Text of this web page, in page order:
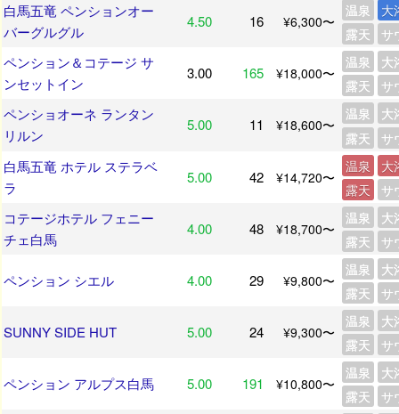
白馬五竜 ペンションオー
バーグルグル
4.50 16 ¥6,300〜
温泉
大
露天
サ
ペンション＆コテージ サ
ンセットイン
3.00 165 ¥18,000〜
温泉
大
露天
サ
ペンショオーネ ランタン
リルン
5.00 11 ¥18,600〜
温泉
大
露天
サ
白馬五竜 ホテル ステラベ
ラ
5.00 42 ¥14,720〜
温泉
大
露天
サ
コテージホテル フェニー
チェ白馬
4.00 48 ¥18,700〜
温泉
大
露天
サ
ペンション シエル 4.00 29 ¥9,800〜
温泉
大
露天
サ
SUNNY SIDE HUT 5.00 24 ¥9,300〜
温泉
大
露天
サ
ペンション アルプス白馬 5.00 191 ¥10,800〜
温泉
大
露天
サ